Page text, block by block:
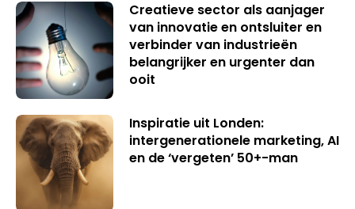
Creatieve sector als aanjager
van innovatie en ontsluiter en
verbinder van industrieën
belangrijker en urgenter dan
ooit
Inspiratie uit Londen:
intergenerationele marketing, AI
en de ‘vergeten’ 50+-man